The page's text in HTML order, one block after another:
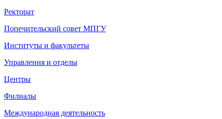
Ректорат
Попечительский совет МПГУ
Институты и факультеты
Управления и отделы
Центры
Филиалы
Международная деятельность